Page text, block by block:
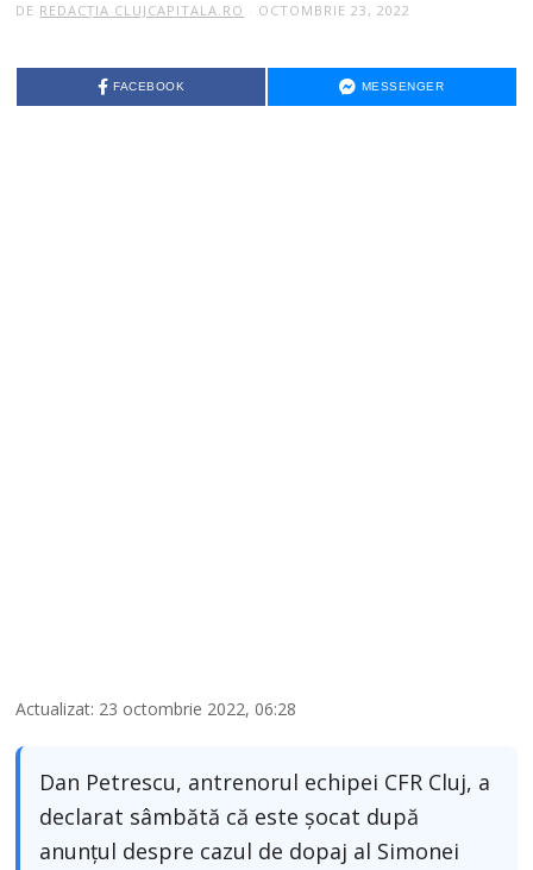
DE REDACȚIA CLUJCAPITALA.RO OCTOMBRIE 23, 2022
FACEBOOK MESSENGER
Actualizat: 23 octombrie 2022, 06:28
Dan Petrescu, antrenorul echipei CFR Cluj, a
declarat sâmbătă că este şocat după
anunţul despre cazul de dopaj al Simonei